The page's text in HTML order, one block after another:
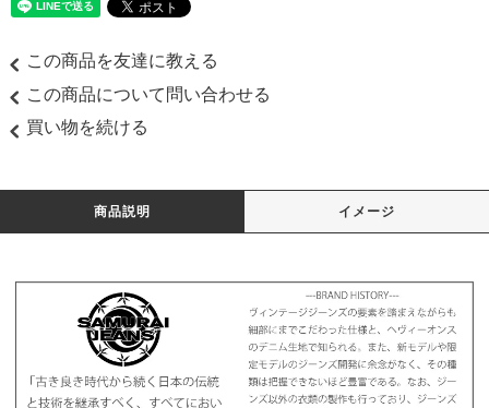
この商品を友達に教える
この商品について問い合わせる
買い物を続ける
商品説明 イメージ